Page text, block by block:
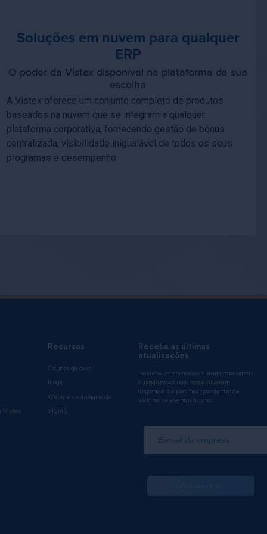
Soluções em nuvem para qualquer
ERP
O poder da Vistex disponível na plataforma da sua
escolha
A Vistex oferece um conjunto completo de produtos
baseados na nuvem que se integram a qualquer
plataforma corporativa, fornecendo gestão de bônus
centralizada, visibilidade inigualável de todos os seus
programas e desempenho.
Vistex
Recursos
Estudos de caso
Blogs
Webinars sob demanda
VISTAS
Receba as últimas
atualizações
Inscreva-se em nossos e-mails para saber
quando novos recursos estiverem
disponíveis e para ficar por dentro de
webinars e eventos futuros.
Inscrever-se